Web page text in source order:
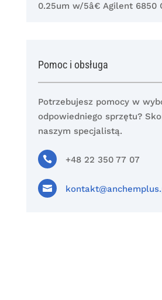
0.25um w/5â€ Agilent 6850
Pomoc i obsługa
Potrzebujesz pomocy w
odpowiedniego sprzętu?
naszym specjalistą.
 +48 22 350 77 07
